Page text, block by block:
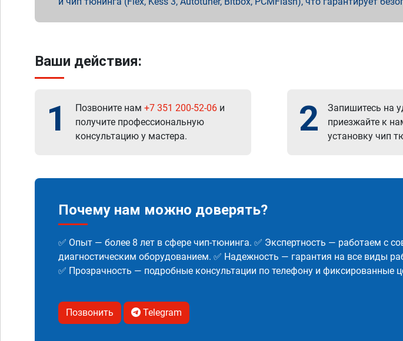
Ваши действия:
1 Позвоните нам +7 351 200-52-06 и
получите профессиональную
консультацию у мастера.
2
Запишитесь на
приезжайте к
установку чип
Почему нам можно доверять?
✅ Опыт — более 8 лет в сфере чип-тюнинга. ✅ Экспертность — работаем с
диагностическим оборудованием. ✅ Надежность — гарантия на все виды
✅ Прозрачность — подробные консультации по телефону и фиксированные
Позвонить Telegram